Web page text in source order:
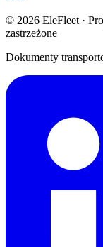
© 2026 EleFleet ·
zastrzeżone
Dokumenty